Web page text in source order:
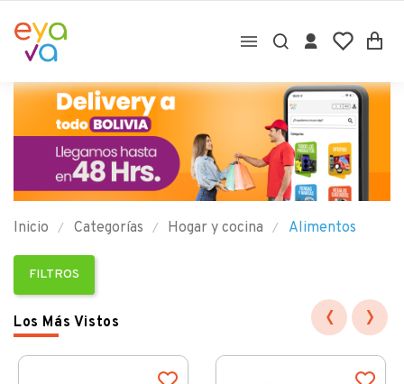

Inicio Categorías Hogar y cocina Alimentos
FILTROS
Los Más Vistos ‹ ›